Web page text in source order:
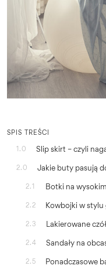
SPIS TREŚCI
1.0
Slip skirt – czyli
2.0 Jakie buty pasują
2.1 Botki na
2.2 Kowbojki w
2.3 Lakierowane
2.4 Sandały na
2.5 Ponadczasowe